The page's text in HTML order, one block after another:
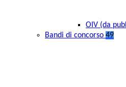
OIV (da
Bandi di concorso 49